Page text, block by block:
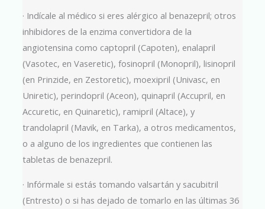
· Indícale al médico si eres alérgico al benazepril; otros
inhibidores de la enzima convertidora de la
angiotensina como captopril (Capoten), enalapril
(Vasotec, en Vaseretic), fosinopril (Monopril), lisinopril
(en Prinzide, en Zestoretic), moexipril (Univasc, en
Uniretic), perindopril (Aceon), quinapril (Accupril, en
Accuretic, en Quinaretic), ramipril (Altace), y
trandolapril (Mavik, en Tarka), a otros medicamentos,
o a alguno de los ingredientes que contienen las
tabletas de benazepril.
· Infórmale si estás tomando valsartán y sacubitril
(Entresto) o si has dejado de tomarlo en las últimas 36